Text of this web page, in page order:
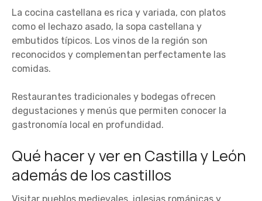
La cocina castellana es rica y variada, con platos
como el lechazo asado, la sopa castellana y
embutidos típicos. Los vinos de la región son
reconocidos y complementan perfectamente las
comidas.
Restaurantes tradicionales y bodegas ofrecen
degustaciones y menús que permiten conocer la
gastronomía local en profundidad.
Qué hacer y ver en Castilla y León
además de los castillos